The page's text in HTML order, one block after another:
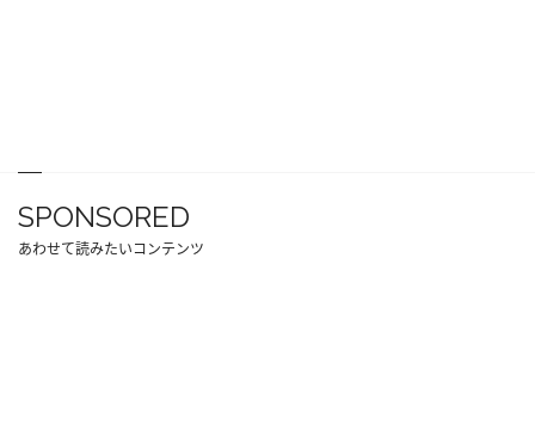
SPONSORED
あわせて読みたいコンテンツ